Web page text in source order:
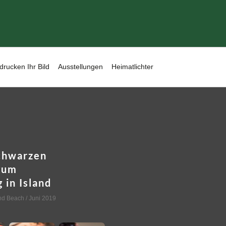
Ihr Bild Ausstellungen Heimatlichter
in Island
Beach / Juni 2019